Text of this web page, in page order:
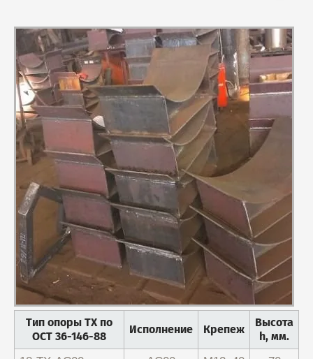
Тип опоры ТХ по
ОСТ 36-146-88
Исполнение Крепеж
Высота
h, мм.